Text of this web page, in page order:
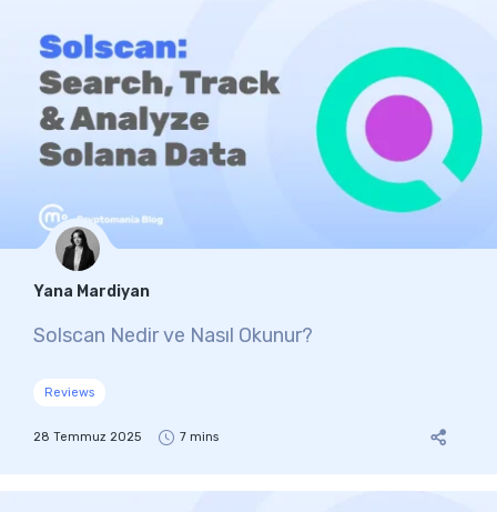
Yana Mardiyan
Solscan Nedir ve Nasıl Okunur?
Reviews
28 Temmuz 2025 7 mins